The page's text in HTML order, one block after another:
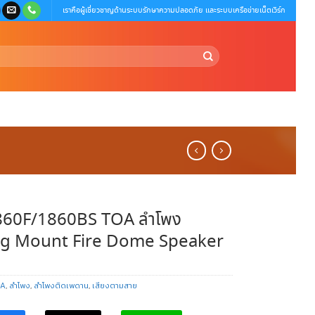
เราคือผู้เชี่ยวชาญด้านระบบรักษาความปลอดภัย และระบบเครือข่ายเน็ตเวิร์ก
1860BS TOA ลำโพง
Mount Fire Dome Speaker
, ลำโพง, ลำโพงติดเพดาน, เสียงตามสาย